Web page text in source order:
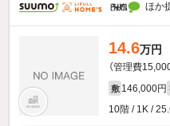
ほか
14.6万円
（管理費
敷 146,000円
10階 / 1K /